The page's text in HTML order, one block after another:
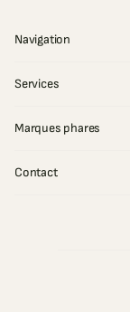
Navigation
Services
Marques phares
Contact